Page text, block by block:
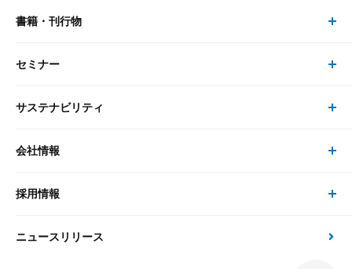
大和総研の強み
先端テクノロジーに基づく新たな価値の創出
最新のレポート・コラム
政策分析
研究員・コンサルタント トップ
研究員
書籍・刊行物
書籍・刊行物 トップ
書籍
セミナー
セミナー トップ
現在受付中のセミナー・イベント
サステナビリティ
サステナビリティの取り組み
次世代社会への貢献
会社情報
会社情報 トップ
会社概要・役員一覧
採用情報
採用情報 トップ
ニュースリリース